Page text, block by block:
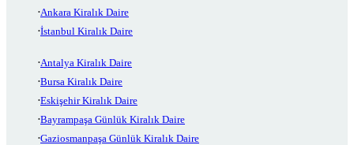
Ankara Kiralık Daire
İstanbul Kiralık Daire
Antalya Kiralık Daire
Bursa Kiralık Daire
Eskişehir Kiralık Daire
Bayrampaşa Günlük Kiralık Daire
Gaziosmanpaşa Günlük Kiralık Daire